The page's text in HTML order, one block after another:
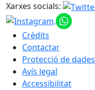
Xarxes socials:
Crèdits
Contactar
Protecció de dades
Avís legal
Accessibilitat